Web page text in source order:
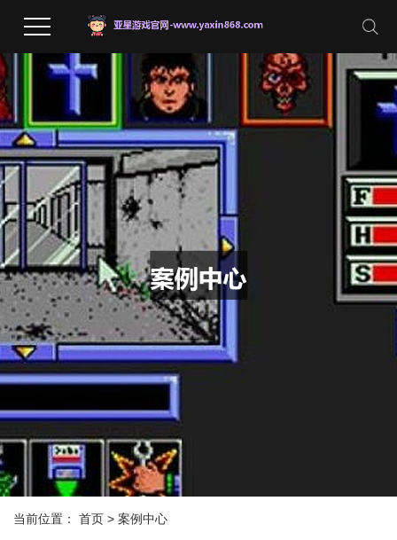
当前位置： 首页 > 案例中心